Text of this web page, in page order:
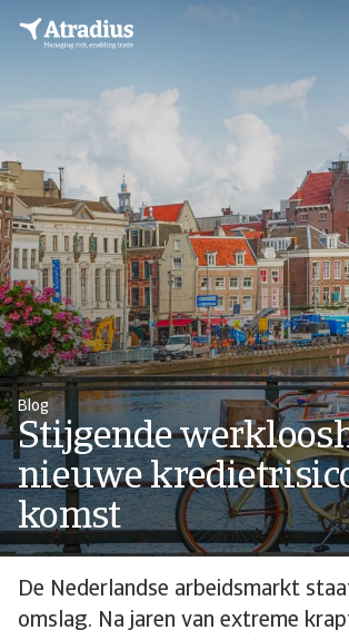
Blog
Stijgende
nieuwe
komst
De Nederlandse arbeidsmarkt
omslag. Na jaren van extreme